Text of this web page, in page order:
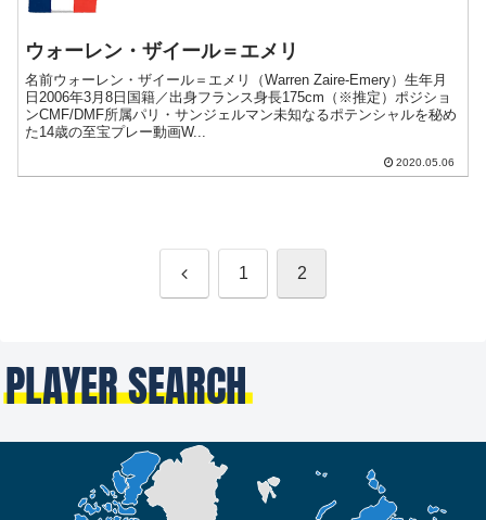
ウォーレン・ザイール＝エメリ
名前ウォーレン・ザイール＝エメリ（Warren Zaire-Emery）生年月
日2006年3月8日国籍／出身フランス身長175cm（※推定）ポジショ
ンCMF/DMF所属パリ・サンジェルマン未知なるポテンシャルを秘め
た14歳の至宝プレー動画W...
2020.05.06
前 1 2